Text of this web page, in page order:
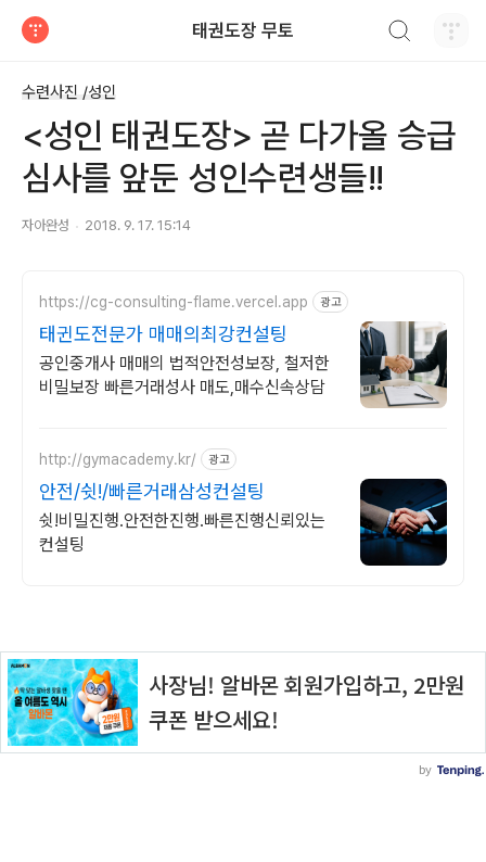
태권도장 무토
수련사진 /성인
<성인 태권도장> 곧 다가올 승급
심사를 앞둔 성인수련생들!!
자아완성 2018. 9. 17. 15:14
https://cg-consulting-flame.vercel.app 광고
태귄도전문가 매매의최강컨설팅
공인중개사 매매의 법적안전성보장, 철저한
비밀보장 빠른거래성사 매도,매수신속상담
http://gymacademy.kr/ 광고
안전/쉿!/빠른거래삼성컨설팅
쉿!비밀진행.안전한진행.빠른진행신뢰있는
컨설팅